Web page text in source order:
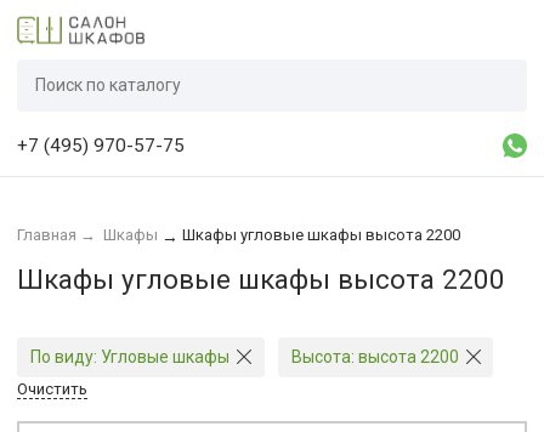
+7 (495) 970-57-75
Главная → Шкафы → Шкафы угловые шкафы высота 2200
Шкафы угловые шкафы высота 2200
По виду: Угловые шкафы Высота: высота 2200
Очистить